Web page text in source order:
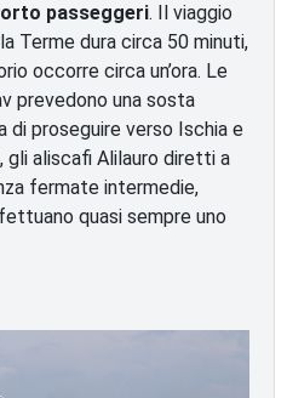
passeggeri. Il viaggio
Terme dura circa 50 minuti,
occorre circa un’ora. Le
prevedono una sosta
di proseguire verso Ischia e
gli aliscafi Alilauro diretti a
fermate intermedie,
quasi sempre uno